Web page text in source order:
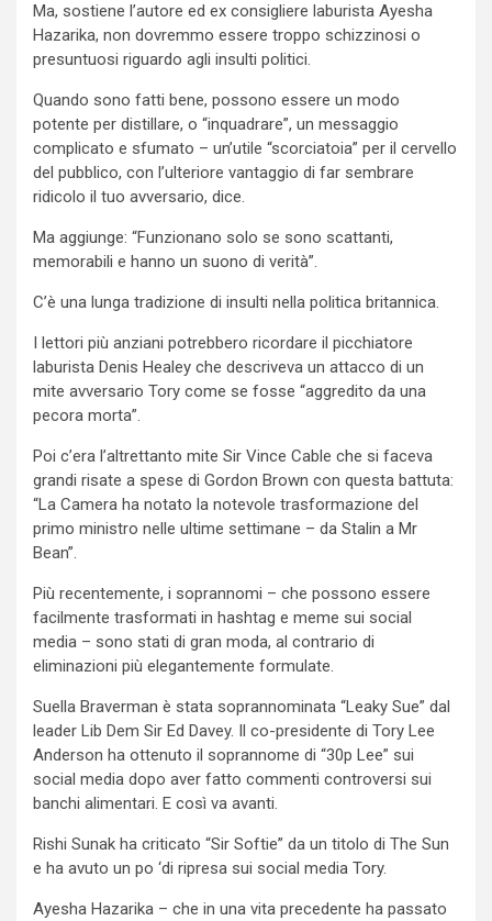
Ma, sostiene l’autore ed ex consigliere laburista Ayesha
Hazarika, non dovremmo essere troppo schizzinosi o
presuntuosi riguardo agli insulti politici.
Quando sono fatti bene, possono essere un modo
potente per distillare, o “inquadrare”, un messaggio
complicato e sfumato – un’utile “scorciatoia” per il cervello
del pubblico, con l’ulteriore vantaggio di far sembrare
ridicolo il tuo avversario, dice.
Ma aggiunge: “Funzionano solo se sono scattanti,
memorabili e hanno un suono di verità”.
C’è una lunga tradizione di insulti nella politica britannica.
I lettori più anziani potrebbero ricordare il picchiatore
laburista Denis Healey che descriveva un attacco di un
mite avversario Tory come se fosse “aggredito da una
pecora morta”.
Poi c’era l’altrettanto mite Sir Vince Cable che si faceva
grandi risate a spese di Gordon Brown con questa battuta:
“La Camera ha notato la notevole trasformazione del
primo ministro nelle ultime settimane – da Stalin a Mr
Bean”.
Più recentemente, i soprannomi – che possono essere
facilmente trasformati in hashtag e meme sui social
media – sono stati di gran moda, al contrario di
eliminazioni più elegantemente formulate.
Suella Braverman è stata soprannominata “Leaky Sue” dal
leader Lib Dem Sir Ed Davey. Il co-presidente di Tory Lee
Anderson ha ottenuto il soprannome di “30p Lee” sui
social media dopo aver fatto commenti controversi sui
banchi alimentari. E così va avanti.
Rishi Sunak ha criticato “Sir Softie” da un titolo di The Sun
e ha avuto un po ‘di ripresa sui social media Tory.
Ayesha Hazarika – che in una vita precedente ha passato